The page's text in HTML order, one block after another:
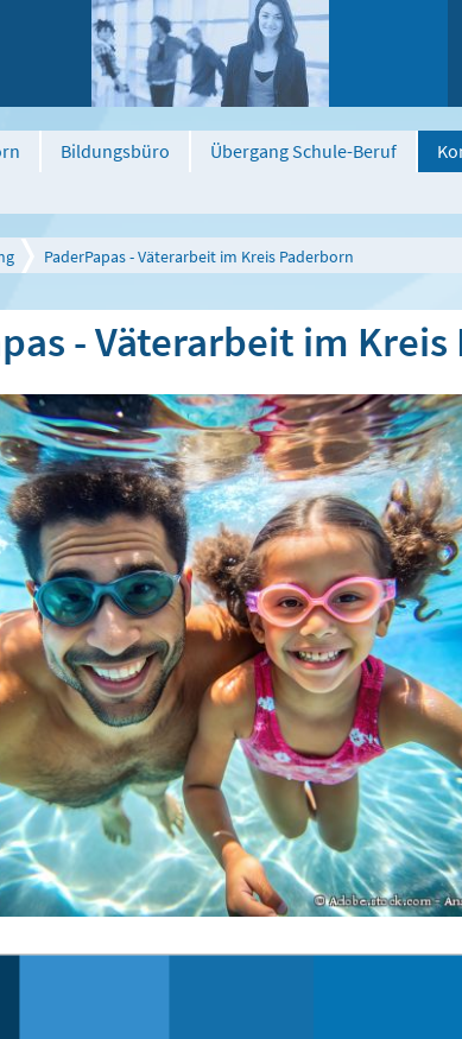
Bildungsbüro Übergang Schule-Beruf
PaderPapas - Väterarbeit im Kreis Paderborn
- Väterarbeit im